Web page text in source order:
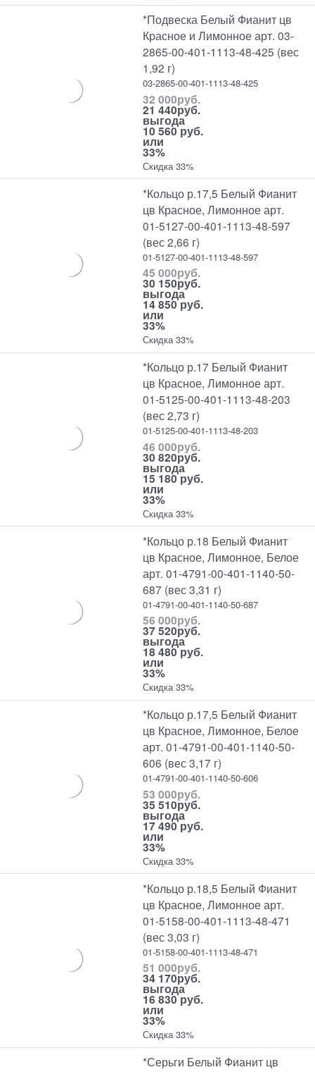
*Подвеска Белый Фианит цв
Красное и Лимонное арт. 03-
2865-00-401-1113-48-425 (вес
1,92 г)
03-2865-00-401-1113-48-425
32 000руб.
21 440руб.
выгода
10 560 руб.
или
33%
Скидка 33%
*Кольцо р.17,5 Белый Фианит
цв Красное, Лимонное арт.
01-5127-00-401-1113-48-597
(вес 2,66 г)
01-5127-00-401-1113-48-597
45 000руб.
30 150руб.
выгода
14 850 руб.
или
33%
Скидка 33%
*Кольцо р.17 Белый Фианит
цв Красное, Лимонное арт.
01-5125-00-401-1113-48-203
(вес 2,73 г)
01-5125-00-401-1113-48-203
46 000руб.
30 820руб.
выгода
15 180 руб.
или
33%
Скидка 33%
*Кольцо р.18 Белый Фианит
цв Красное, Лимонное, Белое
арт. 01-4791-00-401-1140-50-
687 (вес 3,31 г)
01-4791-00-401-1140-50-687
56 000руб.
37 520руб.
выгода
18 480 руб.
или
33%
Скидка 33%
*Кольцо р.17,5 Белый Фианит
цв Красное, Лимонное, Белое
арт. 01-4791-00-401-1140-50-
606 (вес 3,17 г)
01-4791-00-401-1140-50-606
53 000руб.
35 510руб.
выгода
17 490 руб.
или
33%
Скидка 33%
*Кольцо р.18,5 Белый Фианит
цв Красное, Лимонное арт.
01-5158-00-401-1113-48-471
(вес 3,03 г)
01-5158-00-401-1113-48-471
51 000руб.
34 170руб.
выгода
16 830 руб.
или
33%
Скидка 33%
*Серьги Белый Фианит цв